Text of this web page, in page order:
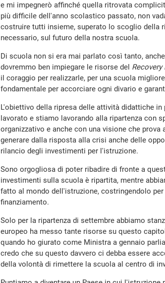
e mi impegnerò affinché quella ritrovata
più difficile dell'anno scolastico passato, non
costruire tutti insieme, superato lo scoglio della
necessario, sul futuro della nostra scuola.
Di scuola non si era mai parlato così tanto,
dovremmo ben impiegare le risorse del Recovery
il coraggio per realizzarle, per una scuola
fondamentale per accorciare ogni divario e
L'obiettivo della ripresa delle attività didattiche
lavorato e stiamo lavorando alla ripartenza con
organizzativo e anche con una visione che prova
generare dalla risposta alla crisi anche delle
rilancio degli investimenti per l'istruzione.
Sono orgogliosa di poter ribadire di fronte a
investimenti sulla scuola è ripartita, mentre
fatto al mondo dell'istruzione, costringendolo
finanziamento.
Solo per la ripartenza di settembre abbiamo
europeo ha messo tante risorse su questo
quando ho giurato come Ministra a gennaio
credo che su questo davvero ci debba essere
della volontà di rimettere la scuola al centro di